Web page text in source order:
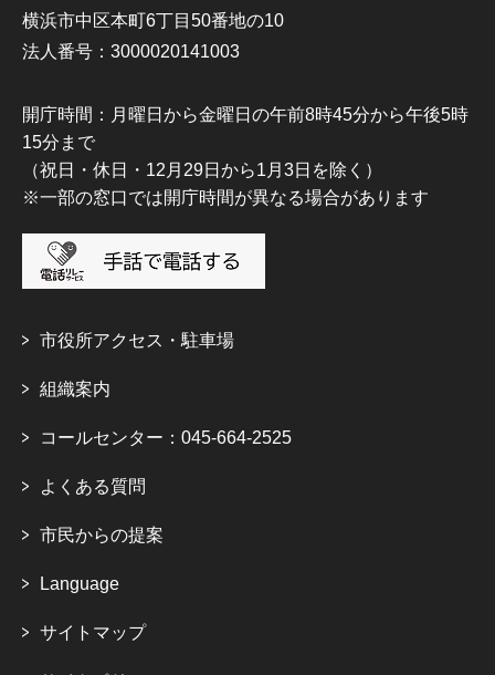
横浜市中区本町6丁目50番地の10
法人番号：3000020141003
開庁時間：月曜日から金曜日の午前8時45分から午後5時
15分まで
（祝日・休日・12月29日から1月3日を除く）
※一部の窓口では開庁時間が異なる場合があります
市役所アクセス・駐車場
組織案内
コールセンター：045-664-2525
よくある質問
市民からの提案
Language
サイトマップ